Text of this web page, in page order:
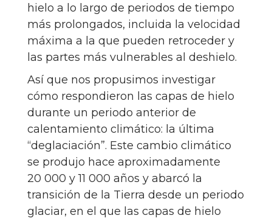
hielo a lo largo de periodos de tiempo
más prolongados, incluida la velocidad
máxima a la que pueden retroceder y
las partes más vulnerables al deshielo.
Así que nos propusimos investigar
cómo respondieron las capas de hielo
durante un periodo anterior de
calentamiento climático: la última
“deglaciación”. Este cambio climático
se produjo hace aproximadamente
20 000 y 11 000 años y abarcó la
transición de la Tierra desde un periodo
glaciar, en el que las capas de hielo